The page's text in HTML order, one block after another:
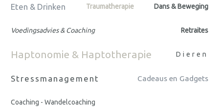
Eten & Drinken Traumatherapie Dans & Beweging
Voedingsadvies & Coaching Retraites
Haptonomie & Haptotherapie Dieren
Stressmanagement Cadeaus en Gadgets
Coaching - Wandelcoaching